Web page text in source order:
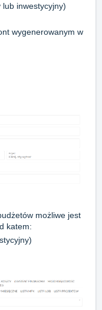
inwestycyjny)
wygenerowanym w
możliwe jest
katem: